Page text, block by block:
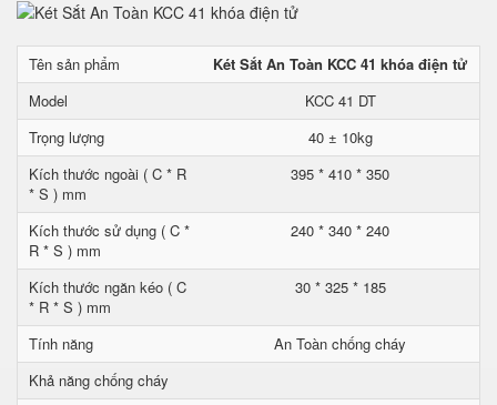
Tên sản phẩm
Két Sắt An Toàn KCC 41 khóa điện tử
Model
KCC 41 DT
Trọng lượng
40 ± 10kg
Kích thước ngoài ( C * R
* S ) mm
395 * 410 * 350
Kích thước sử dụng ( C *
R * S ) mm
240 * 340 * 240
Kích thước ngăn kéo ( C
* R * S ) mm
30 * 325 * 185
Tính năng
An Toàn chống cháy
Khả năng chống cháy